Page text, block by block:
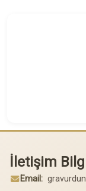
İletişim
Email: